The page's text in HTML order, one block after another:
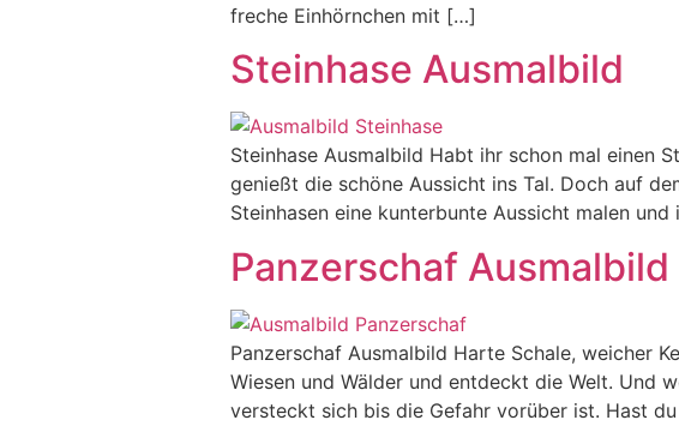
freche Einhörnchen mit […]
Steinhase Ausmalbild
Steinhase Ausmalbild Habt ihr schon mal einen
genießt die schöne Aussicht ins Tal. Doch auf
Steinhasen eine kunterbunte Aussicht malen
Panzerschaf Ausmalbild
Panzerschaf Ausmalbild Harte Schale, weicher
Wiesen und Wälder und entdeckt die Welt. Und
versteckt sich bis die Gefahr vorüber ist. Hast